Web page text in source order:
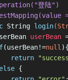
登陆")
String login
userBean
(userBean!=null ){
return
else {